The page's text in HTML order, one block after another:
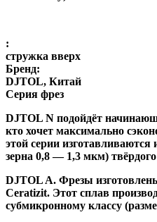
:
стружка вверх
Бренд:
DJTOL, Китай
Серия фрез
DJTOL N подойдёт
кто хочет максимально
этой серии изготавливаются
зерна 0,8 — 1,3 мкм)
DJTOL A. Фрезы
Ceratizit. Этот сплав
субмикронному классу